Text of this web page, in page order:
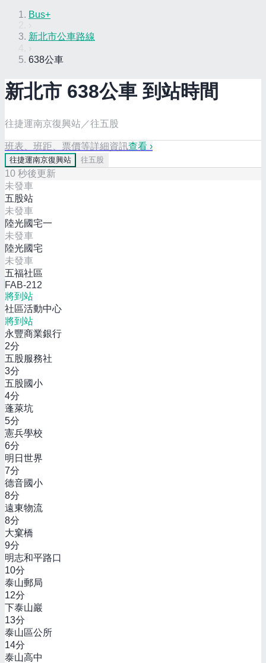
Bus+
新北市公車路線
638公車
新北市 638公車 到站時間
往捷運南京復興站／往五股
班表、班距、票價等詳細資訊查看 ›
往捷運南京復興站 往五股
10 秒後更新
未發車
五股站
未發車
陸光國宅一
未發車
陸光國宅
未發車
五福社區
FAB-212
將到站
社區活動中心
將到站
永豐商業銀行
2分
五股服務社
3分
五股國小
4分
蓬萊坑
5分
憲兵學校
6分
明日世界
7分
德音國小
8分
遠東物流
8分
大窠橋
9分
明志和平路口
10分
泰山郵局
12分
下泰山巖
13分
泰山區公所
14分
泰山高中